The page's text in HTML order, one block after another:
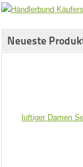
Neueste
luftiger Damen